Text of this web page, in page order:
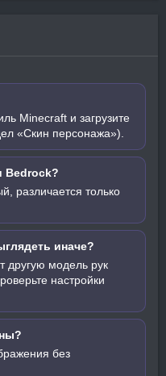
Minecraft и загрузите
«Скин персонажа»).
Bedrock?
различается только
иначе?
другую модель рук
настройки
без